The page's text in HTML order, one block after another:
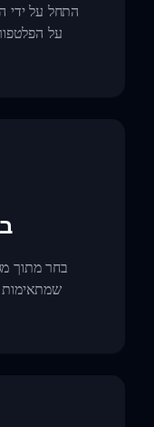
התחל על ידי
על
בחר מתוך